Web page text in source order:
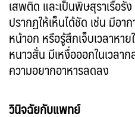
เสพติด และเป็นพิษสุราเรื้อรั
ปรากฏให้เห็นได้ชัด เช่น มีอาก
หน้าอก หรือรู้สึกเจ็บเวลาหา
หนาวสั่น มีเหงื่อออกในเวล
ความอยากอาหารลดลง
วินิจฉัยกับแพทย์